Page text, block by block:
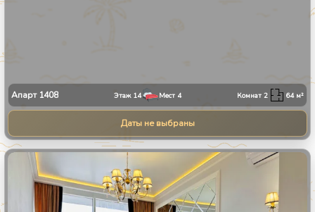
Апарт 1408 Этаж 14 Мест 4 Комнат2 64м²
Даты не выбраны